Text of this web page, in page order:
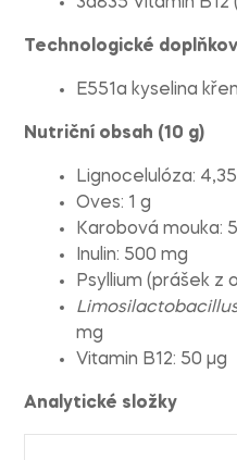
Technologické
E551a kyselina
Nutriční obsah (10 g)
Lignocelulóza:
Oves: 1 g
Karobová mouka:
Inulin: 500 mg
Psyllium (prášek z
mg
Vitamin B12: 50 µg
Analytické složky